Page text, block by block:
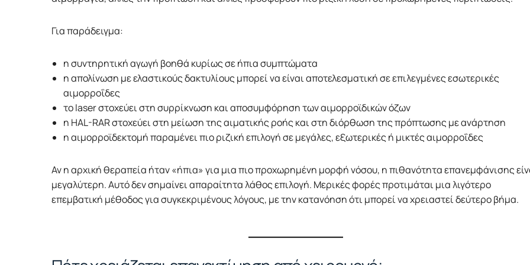
Για παράδειγμα:
η συντηρητική αγωγή βοηθά κυρίως σε ήπια συμπτώματα
η απολίνωση με ελαστικούς δακτυλίους μπορεί να είναι αποτελεσματική σε επιλεγμένες εσωτερικές
αιμορροΐδες
το laser στοχεύει στη συρρίκνωση και αποσυμφόρηση των αιμορροϊδικών όζων
η HAL-RAR στοχεύει στη μείωση της αιματικής ροής και στη διόρθωση της πρόπτωσης με ανάρτηση
η αιμορροϊδεκτομή παραμένει πιο ριζική επιλογή σε μεγάλες, εξωτερικές ή μικτές αιμορροΐδες
Αν η αρχική θεραπεία ήταν «ήπια» για μια πιο προχωρημένη μορφή νόσου, η πιθανότητα επανεμφάνισης
μεγαλύτερη. Αυτό δεν σημαίνει απαραίτητα λάθος επιλογή. Μερικές φορές προτιμάται μια λιγότερο
επεμβατική μέθοδος για συγκεκριμένους λόγους, με την κατανόηση ότι μπορεί να χρειαστεί δεύτερο βήμα.